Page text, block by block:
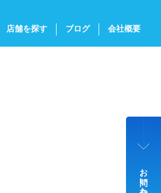
店舗を探す ブログ 会社概要